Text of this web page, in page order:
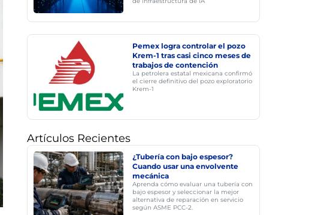
Pemex logra controlar el pozo
Krem-1 tras casi cinco meses de
trabajos de contención
La petrolera estatal mexicana confirmó
el cierre definitivo del pozo exploratorio
Krem-1
Artículos Recientes
¿Tubería con bajo espesor?
Cuando usar una envolvente
mecánica
Aprenda cómo evaluar una tubería con
bajo espesor y seleccionar la mejor
alternativa de reparación en servicio
según ASME PCC-2.